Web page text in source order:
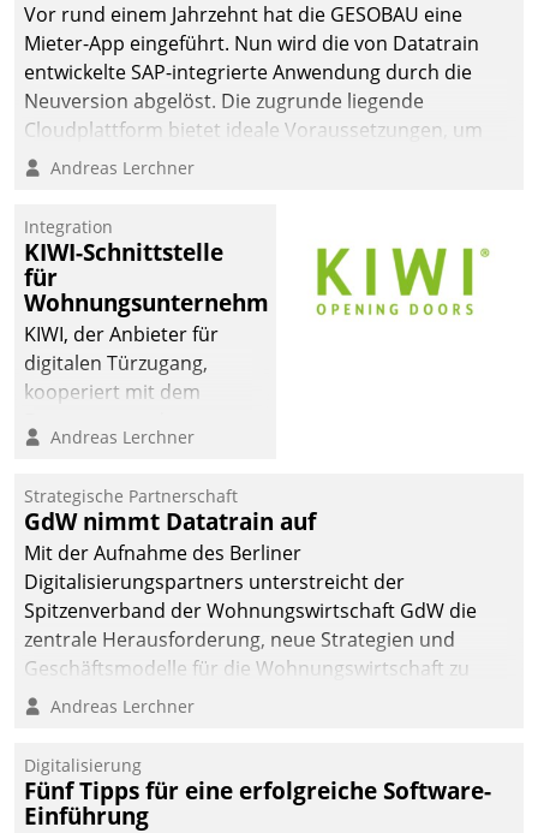
Vor rund einem Jahrzehnt hat die GESOBAU eine
Mieter-App eingeführt. Nun wird die von Datatrain
entwickelte SAP-integrierte Anwendung durch die
Neuversion abgelöst. Die zugrunde liegende
Cloudplattform bietet ideale Voraussetzungen, um
die Funktionalität der App zu erweitern und weitere
integrieren.
Andreas Lerchner
Integration
KIWI-Schnittstelle
für
Wohnungsunternehmen
KIWI, der Anbieter für
digitalen Türzugang,
kooperiert mit dem
Softwareentwicklungshaus
Andreas Lerchner
Strategische Partnerschaft
GdW nimmt Datatrain auf
Mit der Aufnahme des Berliner
Digitalisierungspartners unterstreicht der
Spitzenverband der Wohnungswirtschaft GdW die
zentrale Herausforderung, neue Strategien und
Geschäftsmodelle für die Wohnungswirtschaft zu
entwickeln.
Andreas Lerchner
Digitalisierung
Fünf Tipps für eine erfolgreiche Software-
Einführung